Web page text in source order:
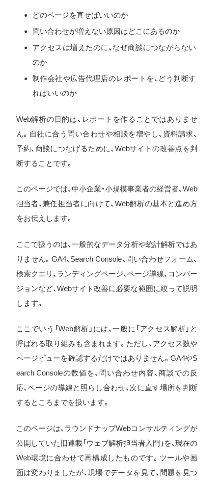
どのページを直せばいいのか
問い合わせが増えない原因はどこにあるのか
アクセスは増えたのに、なぜ商談につながらない
のか
制作会社や広告代理店のレポートを、どう判断す
ればいいのか
Web解析の目的は、レポートを作ることではありませ
ん。自社に合う問い合わせや相談を増やし、資料請求、
予約、商談につなげるために、Webサイトの改善点を判
断することです。
このページでは、中小企業・小規模事業者の経営者、Web
担当者、兼任担当者に向けて、Web解析の基本と進め方
をお伝えします。
ここで扱うのは、一般的なデータ分析や統計解析ではあ
りません。GA4、Search Console、問い合わせフォーム、
検索クエリ、ランディングページ、ページ導線、コンバー
ジョンなど、Webサイト改善に必要な範囲に絞って説明
します。
ここでいう「Web解析」には、一般に「アクセス解析」と
呼ばれる取り組みも含まれます。ただし、アクセス数や
ページビューを確認するだけではありません。GA4やS
earch Consoleの数値を、問い合わせ内容、商談での反
応、ページの導線と照らし合わせ、次に直す場所を判断
するところまでを扱います。
このページは、ラウンドナップWebコンサルティングが
公開していた旧連載「ウェブ解析担当者入門」を、現在の
Web環境に合わせて再構成したものです。ツールや画
面は変わりましたが、現場でデータを見て、問題を見つ